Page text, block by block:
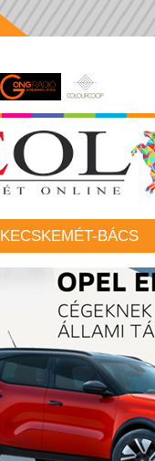
KECSKEMÉT-BÁCS